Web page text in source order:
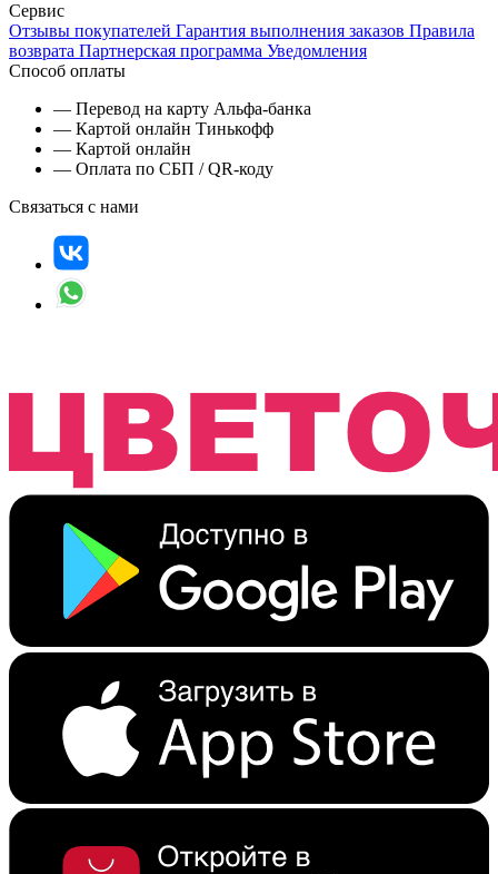
Сервис
Отзывы покупателей Гарантия выполнения заказов Правила
возврата Партнерская программа Уведомления
Способ оплаты
— Перевод на карту Альфа-банка
— Картой онлайн Тинькофф
— Картой онлайн
— Оплата по СБП / QR-коду
Связаться с нами